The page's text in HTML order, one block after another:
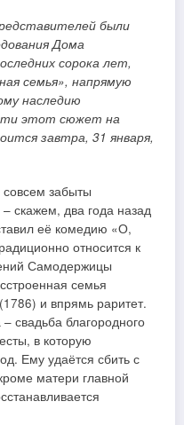
были
Дома
сорока лет,
семья», напрямую
наследию
этот сюжет на
завтра, 31 января,
совсем забыты
скажем, два года назад
её комедию «О,
относится к
Самодержицы
семья
и впрямь раритет.
свадьба благородного
в которую
Ему удаётся сбить с
матери главной